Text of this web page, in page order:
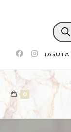
TASUTA
0